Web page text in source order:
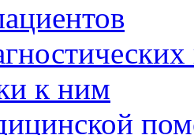
к ним